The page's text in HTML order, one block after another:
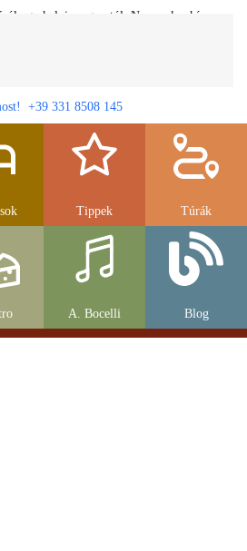
egy helyi magyartól. Nemcsak a híres
+39 331 8508 145
Tippek Túrák
A. Bocelli Blog